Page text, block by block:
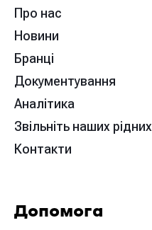
Про нас
Новини
Бранці
Документування
Аналітика
Звільніть наших рідних
Контакти
Допомога